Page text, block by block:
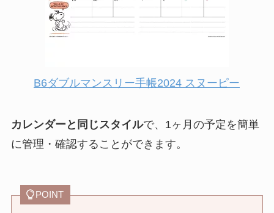
B6ダブルマンスリー手帳2024 スヌーピー
カレンダーと同じスタイルで、1ヶ月の予定を簡単
に管理・確認することができます。
POINT